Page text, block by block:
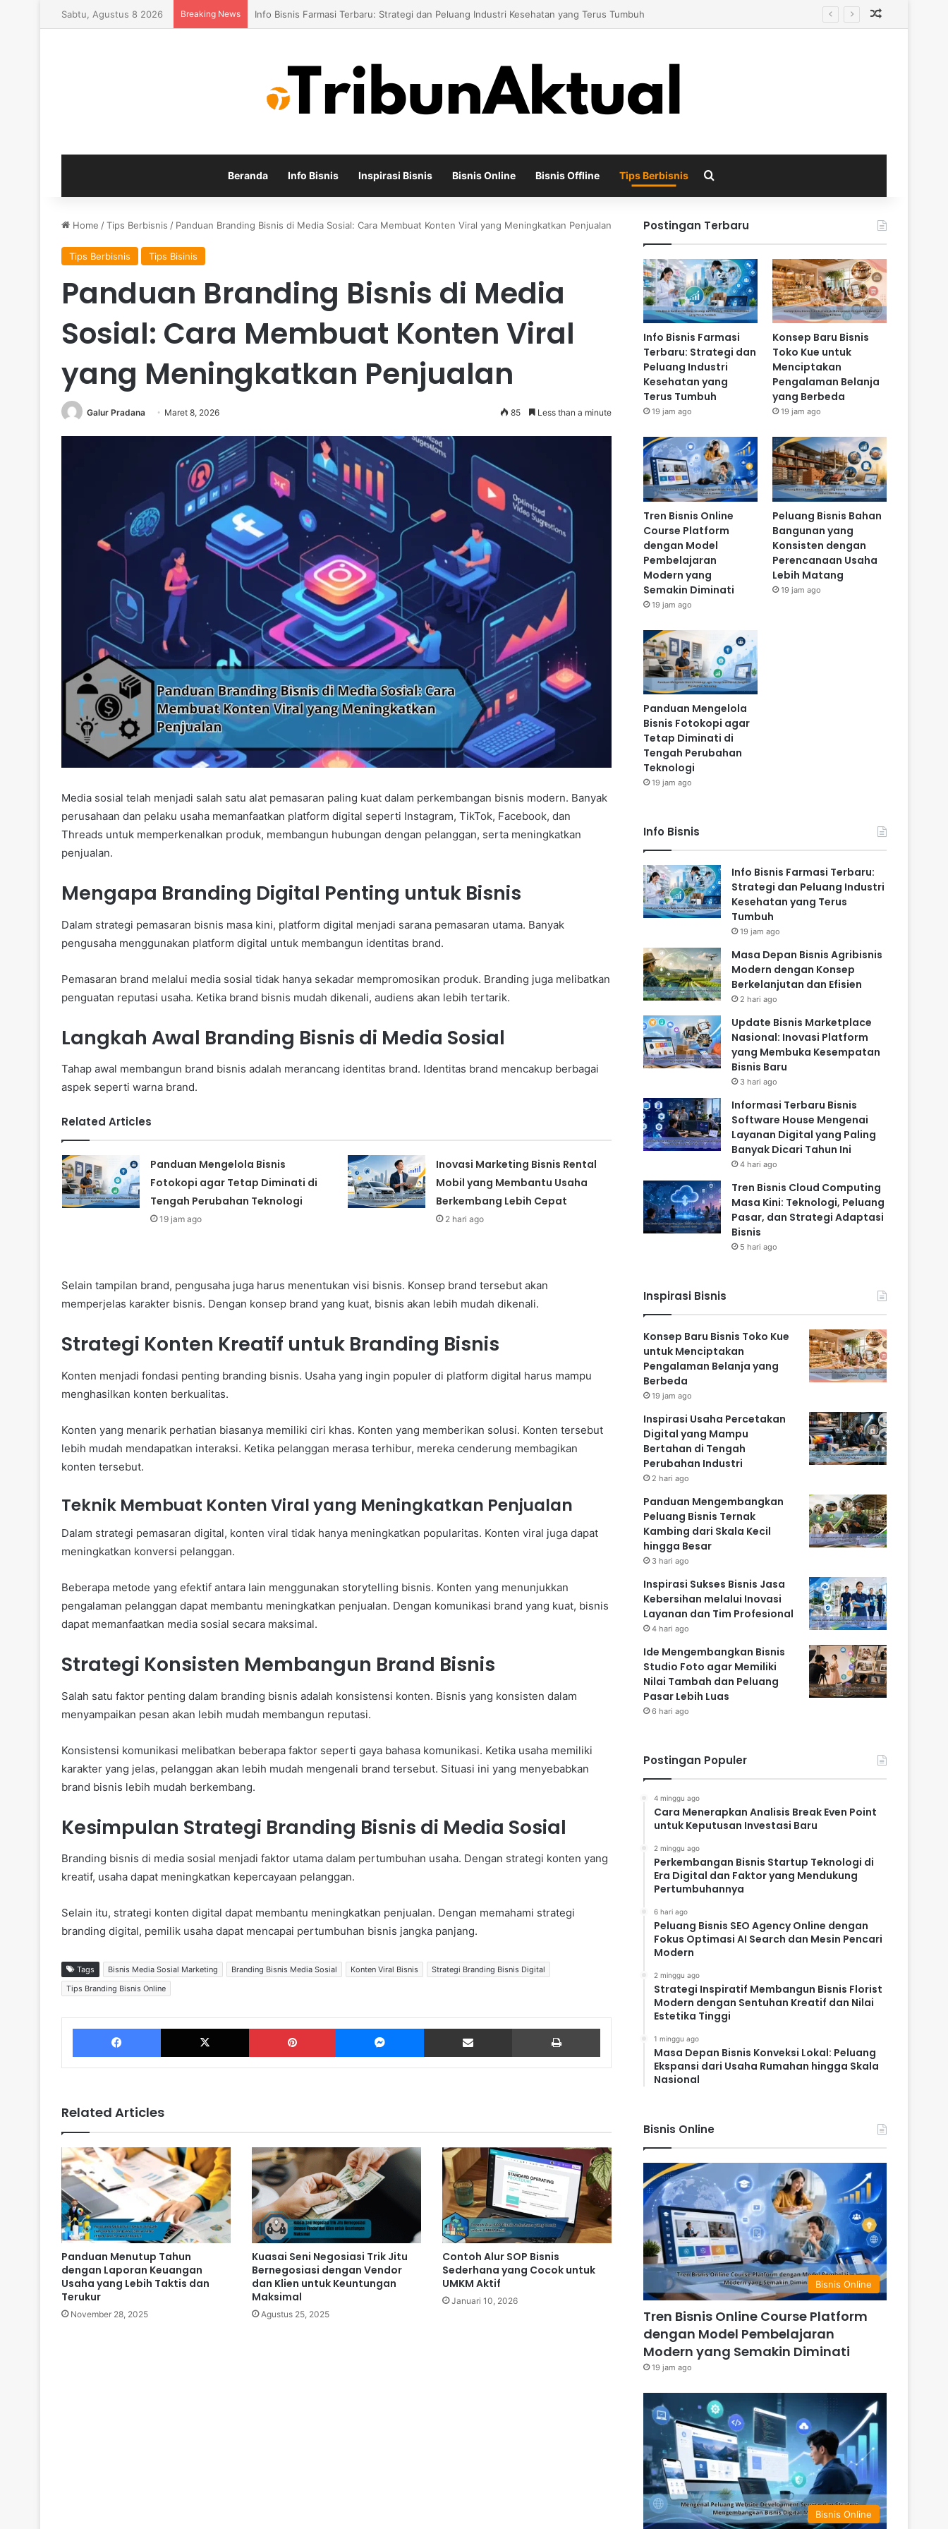
Sabtu, Agustus 8 2026 Breaking News Konsep Baru Bisnis Toko Kue untuk Menciptakan Pengalaman Belanja yang Berbeda
Beranda Info Bisnis Inspirasi Bisnis Bisnis Online Bisnis Offline Tips Berbisnis Search for
Home /Tips Berbisnis / Panduan Branding Bisnis di Media Sosial: Cara Membuat Konten Viral yang Meningkatkan Penjualan
Tips Berbisnis Tips Bisinis
Panduan Branding Bisnis di Media
Sosial: Cara Membuat Konten Viral
yang Meningkatkan Penjualan
Galur Pradana Maret 8, 2026 85 Less than a minute
Media sosial telah menjadi salah satu alat pemasaran paling kuat dalam perkembangan bisnis modern. Banyak
perusahaan dan pelaku usaha memanfaatkan platform digital seperti Instagram, TikTok, Facebook, dan
Threads untuk memperkenalkan produk, membangun hubungan dengan pelanggan, serta meningkatkan
penjualan.
Mengapa Branding Digital Penting untuk Bisnis
Dalam strategi pemasaran bisnis masa kini, platform digital menjadi sarana pemasaran utama. Banyak
pengusaha menggunakan platform digital untuk membangun identitas brand.
Pemasaran brand melalui media sosial tidak hanya sekadar mempromosikan produk. Branding juga melibatkan
penguatan reputasi usaha. Ketika brand bisnis mudah dikenali, audiens akan lebih tertarik.
Langkah Awal Branding Bisnis di Media Sosial
Tahap awal membangun brand bisnis adalah merancang identitas brand. Identitas brand mencakup berbagai
aspek seperti warna brand.
Related Articles
Panduan Mengelola Bisnis
Fotokopi agar Tetap Diminati di
Tengah Perubahan Teknologi
19 jam ago
Inovasi Marketing Bisnis Rental
Mobil yang Membantu Usaha
Berkembang Lebih Cepat
2 hari ago
Selain tampilan brand, pengusaha juga harus menentukan visi bisnis. Konsep brand tersebut akan
memperjelas karakter bisnis. Dengan konsep brand yang kuat, bisnis akan lebih mudah dikenali.
Strategi Konten Kreatif untuk Branding Bisnis
Konten menjadi fondasi penting branding bisnis. Usaha yang ingin populer di platform digital harus mampu
menghasilkan konten berkualitas.
Konten yang menarik perhatian biasanya memiliki ciri khas. Konten yang memberikan solusi. Konten tersebut
lebih mudah mendapatkan interaksi. Ketika pelanggan merasa terhibur, mereka cenderung membagikan
konten tersebut.
Teknik Membuat Konten Viral yang Meningkatkan Penjualan
Dalam strategi pemasaran digital, konten viral tidak hanya meningkatkan popularitas. Konten viral juga dapat
meningkatkan konversi pelanggan.
Beberapa metode yang efektif antara lain menggunakan storytelling bisnis. Konten yang menunjukkan
pengalaman pelanggan dapat membantu meningkatkan penjualan. Dengan komunikasi brand yang kuat, bisnis
dapat memanfaatkan media sosial secara maksimal.
Strategi Konsisten Membangun Brand Bisnis
Salah satu faktor penting dalam branding bisnis adalah konsistensi konten. Bisnis yang konsisten dalam
menyampaikan pesan akan lebih mudah membangun reputasi.
Konsistensi komunikasi melibatkan beberapa faktor seperti gaya bahasa komunikasi. Ketika usaha memiliki
karakter yang jelas, pelanggan akan lebih mudah mengenali brand tersebut. Situasi ini yang menyebabkan
brand bisnis lebih mudah berkembang.
Kesimpulan Strategi Branding Bisnis di Media Sosial
Branding bisnis di media sosial menjadi faktor utama dalam pertumbuhan usaha. Dengan strategi konten yang
kreatif, usaha dapat meningkatkan kepercayaan pelanggan.
Selain itu, strategi konten digital dapat membantu meningkatkan penjualan. Dengan memahami strategi
branding digital, pemilik usaha dapat mencapai pertumbuhan bisnis jangka panjang.
Tags Bisnis Media Sosial Marketing Branding Bisnis Media Sosial Konten Viral Bisnis
Strategi Branding Bisnis Digital
Tips Branding Bisnis Online
Facebook X Pinterest Messenger Share via Email
Related Articles
Panduan Menutup Tahun
dengan Laporan Keuangan
Usaha yang Lebih Taktis dan
Terukur
November 28, 2025
Kuasai Seni Negosiasi Trik Jitu
Bernegosiasi dengan Vendor
dan Klien untuk Keuntungan
Maksimal
Agustus 25, 2025
Contoh Alur SOP Bisnis
Sederhana yang Cocok untuk
UMKM Aktif
Januari 10, 2026
Postingan Terbaru
Info Bisnis Farmasi
Terbaru: Strategi dan
Peluang Industri
Kesehatan yang
Terus Tumbuh
19 jam ago
Konsep Baru Bisnis
Toko Kue untuk
Menciptakan
Pengalaman Belanja
yang Berbeda
19 jam ago
Tren Bisnis Online
Course Platform
dengan Model
Pembelajaran
Modern yang
Semakin Diminati
19 jam ago
Peluang Bisnis Bahan
Bangunan yang
Konsisten dengan
Perencanaan Usaha
Lebih Matang
19 jam ago
Panduan Mengelola
Bisnis Fotokopi agar
Tetap Diminati di
Tengah Perubahan
Teknologi
19 jam ago
Info Bisnis
Info Bisnis Farmasi Terbaru:
Strategi dan Peluang Industri
Kesehatan yang Terus
Tumbuh
19 jam ago
Masa Depan Bisnis Agribisnis
Modern dengan Konsep
Berkelanjutan dan Efisien
2 hari ago
Update Bisnis Marketplace
Nasional: Inovasi Platform
yang Membuka Kesempatan
Bisnis Baru
3 hari ago
Informasi Terbaru Bisnis
Software House Mengenai
Layanan Digital yang Paling
Banyak Dicari Tahun Ini
4 hari ago
Tren Bisnis Cloud Computing
Masa Kini: Teknologi, Peluang
Pasar, dan Strategi Adaptasi
Bisnis
5 hari ago
Inspirasi Bisnis
Konsep Baru Bisnis Toko Kue
untuk Menciptakan
Pengalaman Belanja yang
Berbeda
19 jam ago
Inspirasi Usaha Percetakan
Digital yang Mampu
Bertahan di Tengah
Perubahan Industri
2 hari ago
Panduan Mengembangkan
Peluang Bisnis Ternak
Kambing dari Skala Kecil
hingga Besar
3 hari ago
Inspirasi Sukses Bisnis Jasa
Kebersihan melalui Inovasi
Layanan dan Tim Profesional
4 hari ago
Ide Mengembangkan Bisnis
Studio Foto agar Memiliki
Nilai Tambah dan Peluang
Pasar Lebih Luas
6 hari ago
Postingan Populer
4 minggu ago
Cara Menerapkan Analisis Break Even Point
untuk Keputusan Investasi Baru
2 minggu ago
Perkembangan Bisnis Startup Teknologi di
Era Digital dan Faktor yang Mendukung
Pertumbuhannya
6 hari ago
Peluang Bisnis SEO Agency Online dengan
Fokus Optimasi AI Search dan Mesin Pencari
Modern
2 minggu ago
Strategi Inspiratif Membangun Bisnis Florist
Modern dengan Sentuhan Kreatif dan Nilai
Estetika Tinggi
1 minggu ago
Masa Depan Bisnis Konveksi Lokal: Peluang
Ekspansi dari Usaha Rumahan hingga Skala
Nasional
Bisnis Online
Bisnis Online
Tren Bisnis Online Course Platform
dengan Model Pembelajaran
Modern yang Semakin Diminati
19 jam ago
Bisnis Online